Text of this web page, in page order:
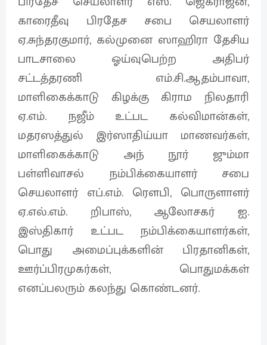
காரைதீவு பிரதேச சபை செயலாளர்
ஏ.சுந்தரகுமார், கல்முனை ஸாஹிரா தேசிய
பாடசாலை ஓய்வுபெற்ற அதிபர்
சட்டத்தரணி எம்.சி.ஆதம்பாவா,
மாளிகைக்காடு கிழக்கு கிராம நிலதாரி
ஏ.எம். நஜீம் உட்பட கல்விமான்கள்,
மதரஸத்துல் இர்ஸாதிய்யா மாணவர்கள்,
மாளிகைக்காடு அந் நூர் ஜும்மா
பள்ளிவாசல் நம்பிக்கையாளர் சபை
செயலாளர் எப்.எம். ரௌபி, பொருளாளர்
ஏ.எல்.எம். றிபாஸ், ஆலோசகர் ஐ.
இஸ்திகார் உட்பட நம்பிக்கையாளர்கள்,
பொது அமைப்புக்களின் பிரதானிகள்,
ஊர்ப்பிரமுகர்கள், பொதுமக்கள்
எனப்பலரும் கலந்து கொண்டனர்.